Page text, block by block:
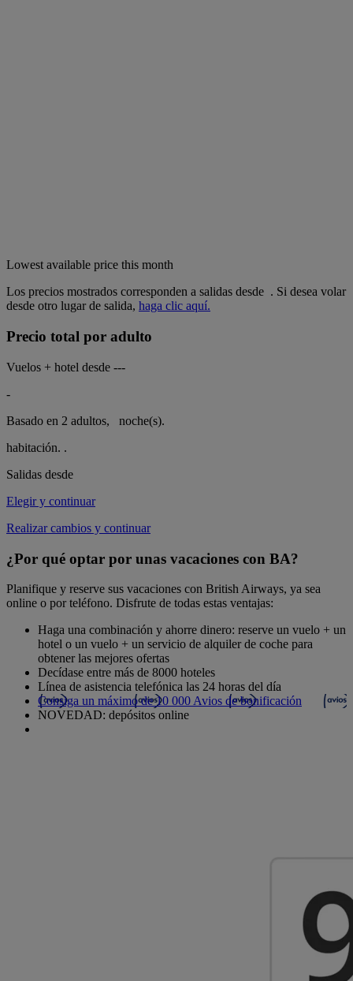
Lowest available price this month
Los precios mostrados corresponden a salidas desde . Si desea volar
desde otro lugar de salida, haga clic aquí.
Precio total por adulto
Vuelos + hotel desde ---
-
Basado en 2 adultos,
noche(s).
habitación. .
Salidas desde
Elegir y continuar
Realizar cambios y continuar
¿Por qué optar por unas vacaciones con BA?
Planifique y reserve sus vacaciones con British Airways, ya sea
online o por teléfono. Disfrute de todas estas ventajas:
Haga una combinación y ahorre dinero: reserve un vuelo + un
hotel o un vuelo + un servicio de alquiler de coche para
obtener las mejores ofertas
Decídase entre más de 8000 hoteles
Línea de asistencia telefónica las 24 horas del día
Consiga un máximo de 10 000 Avios de bonificación
NOVEDAD: depósitos online